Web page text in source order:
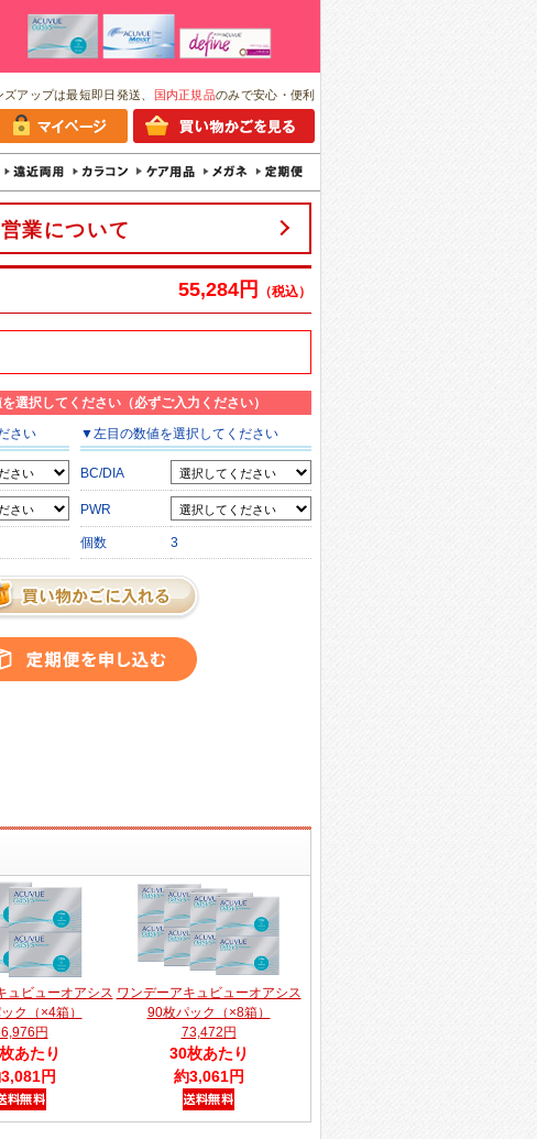
アップは最短即日発送、 国内正規品のみで安心・便利
業について
55,284円 （税込）
選択してください（必ずご入力ください）
さい ▼左目の数値を選択してください
BC/DIA
PWR
個数 3
ュビューオアシス
ク（×4箱）
円
あたり
円
ワンデーアキュビューオアシス
90枚パック（×8箱）
73,472円
30枚あたり
約3,061円